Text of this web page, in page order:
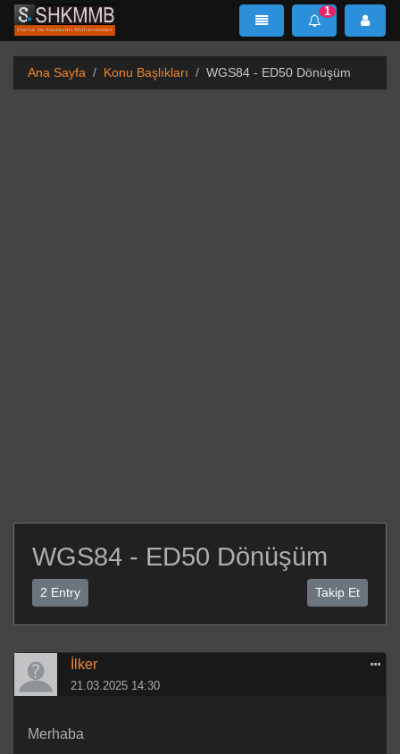
SHKMMB MenÜ Mesaj
1
Ana Sayfa Konu Başlıkları WGS84 - ED50 Dönüşüm
WGS84 - ED50 Dönüşüm
Takip Et
2 Entry
İlker
21.03.2025 14:30
Merhaba